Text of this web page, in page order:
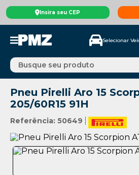
Insira seu CEP
Selecionar
Busque seu produto
Pneu Pirelli Aro 15
205/60R15 91H
Referência: 50649